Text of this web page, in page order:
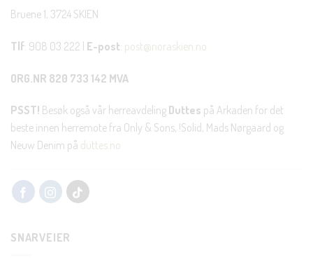
Bruene 1, 3724 SKIEN
Tlf: 908 03 222 | E-post: post@noraskien.no
ORG.NR 820 733 142 MVA
PSST! Besøk også vår herreavdeling Duttes på Arkaden for det
beste innen herremote fra Only & Sons, !Solid, Mads Nørgaard og
Neuw Denim på duttes.no
SNARVEIER